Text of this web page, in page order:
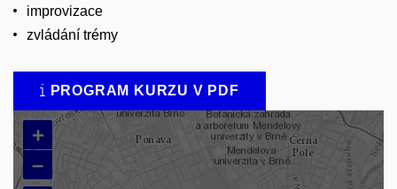
improvizace
zvládání trémy
PROGRAM KURZU V PDF
+
–